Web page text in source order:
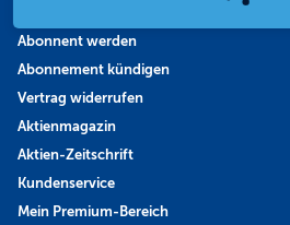
Abonnent werden
Abonnement kündigen
Vertrag widerrufen
Aktienmagazin
Aktien-Zeitschrift
Kundenservice
Mein Premium-Bereich